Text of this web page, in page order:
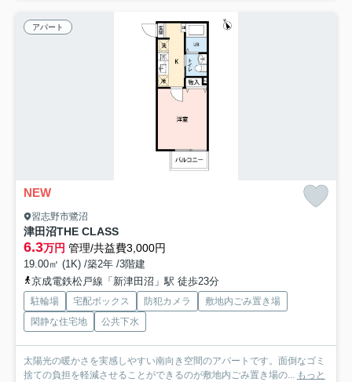
アパート
NEW
習志野市鷺沼
津田沼THE CLASS
6.3万円 管理/共益費3,000円
19.00㎡ (1K) /築2年 /3階建
京成電鉄松戸線「新津田沼」駅 徒歩23分
駐輪場 宅配ボックス 防犯カメラ
敷地内ごみ置き場
閑静な住宅地
公共下水
太陽光の暖かさを実感しやすい南向き空間のアパートです。面倒なゴミ
捨ての負担を軽減させることができるのが敷地内ごみ置き場の... もっと